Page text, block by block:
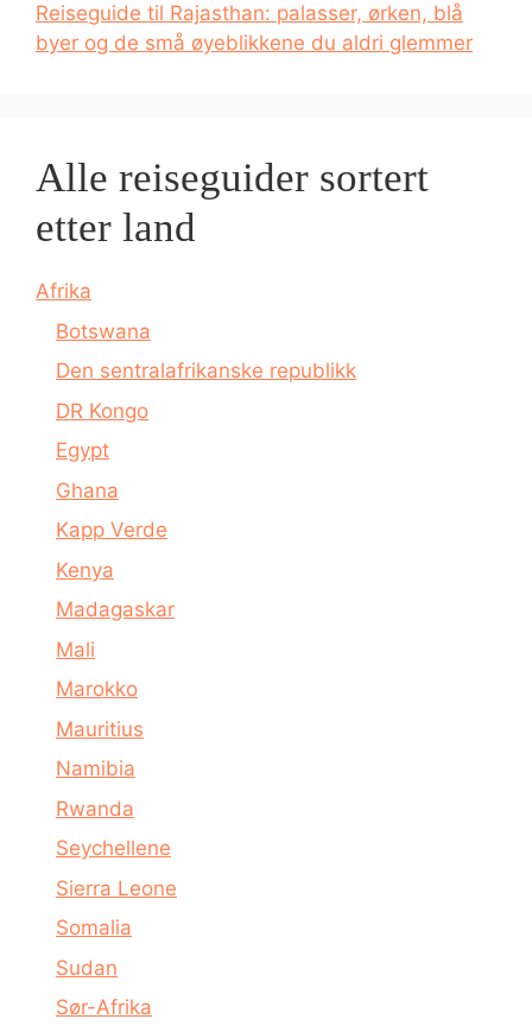
Reiseguide til Rajasthan: palasser, ørken, blå
byer og de små øyeblikkene du aldri glemmer
Alle reiseguider sortert
etter land
Afrika
Botswana
Den sentralafrikanske republikk
DR Kongo
Egypt
Ghana
Kapp Verde
Kenya
Madagaskar
Mali
Marokko
Mauritius
Namibia
Rwanda
Seychellene
Sierra Leone
Somalia
Sudan
Sør-Afrika